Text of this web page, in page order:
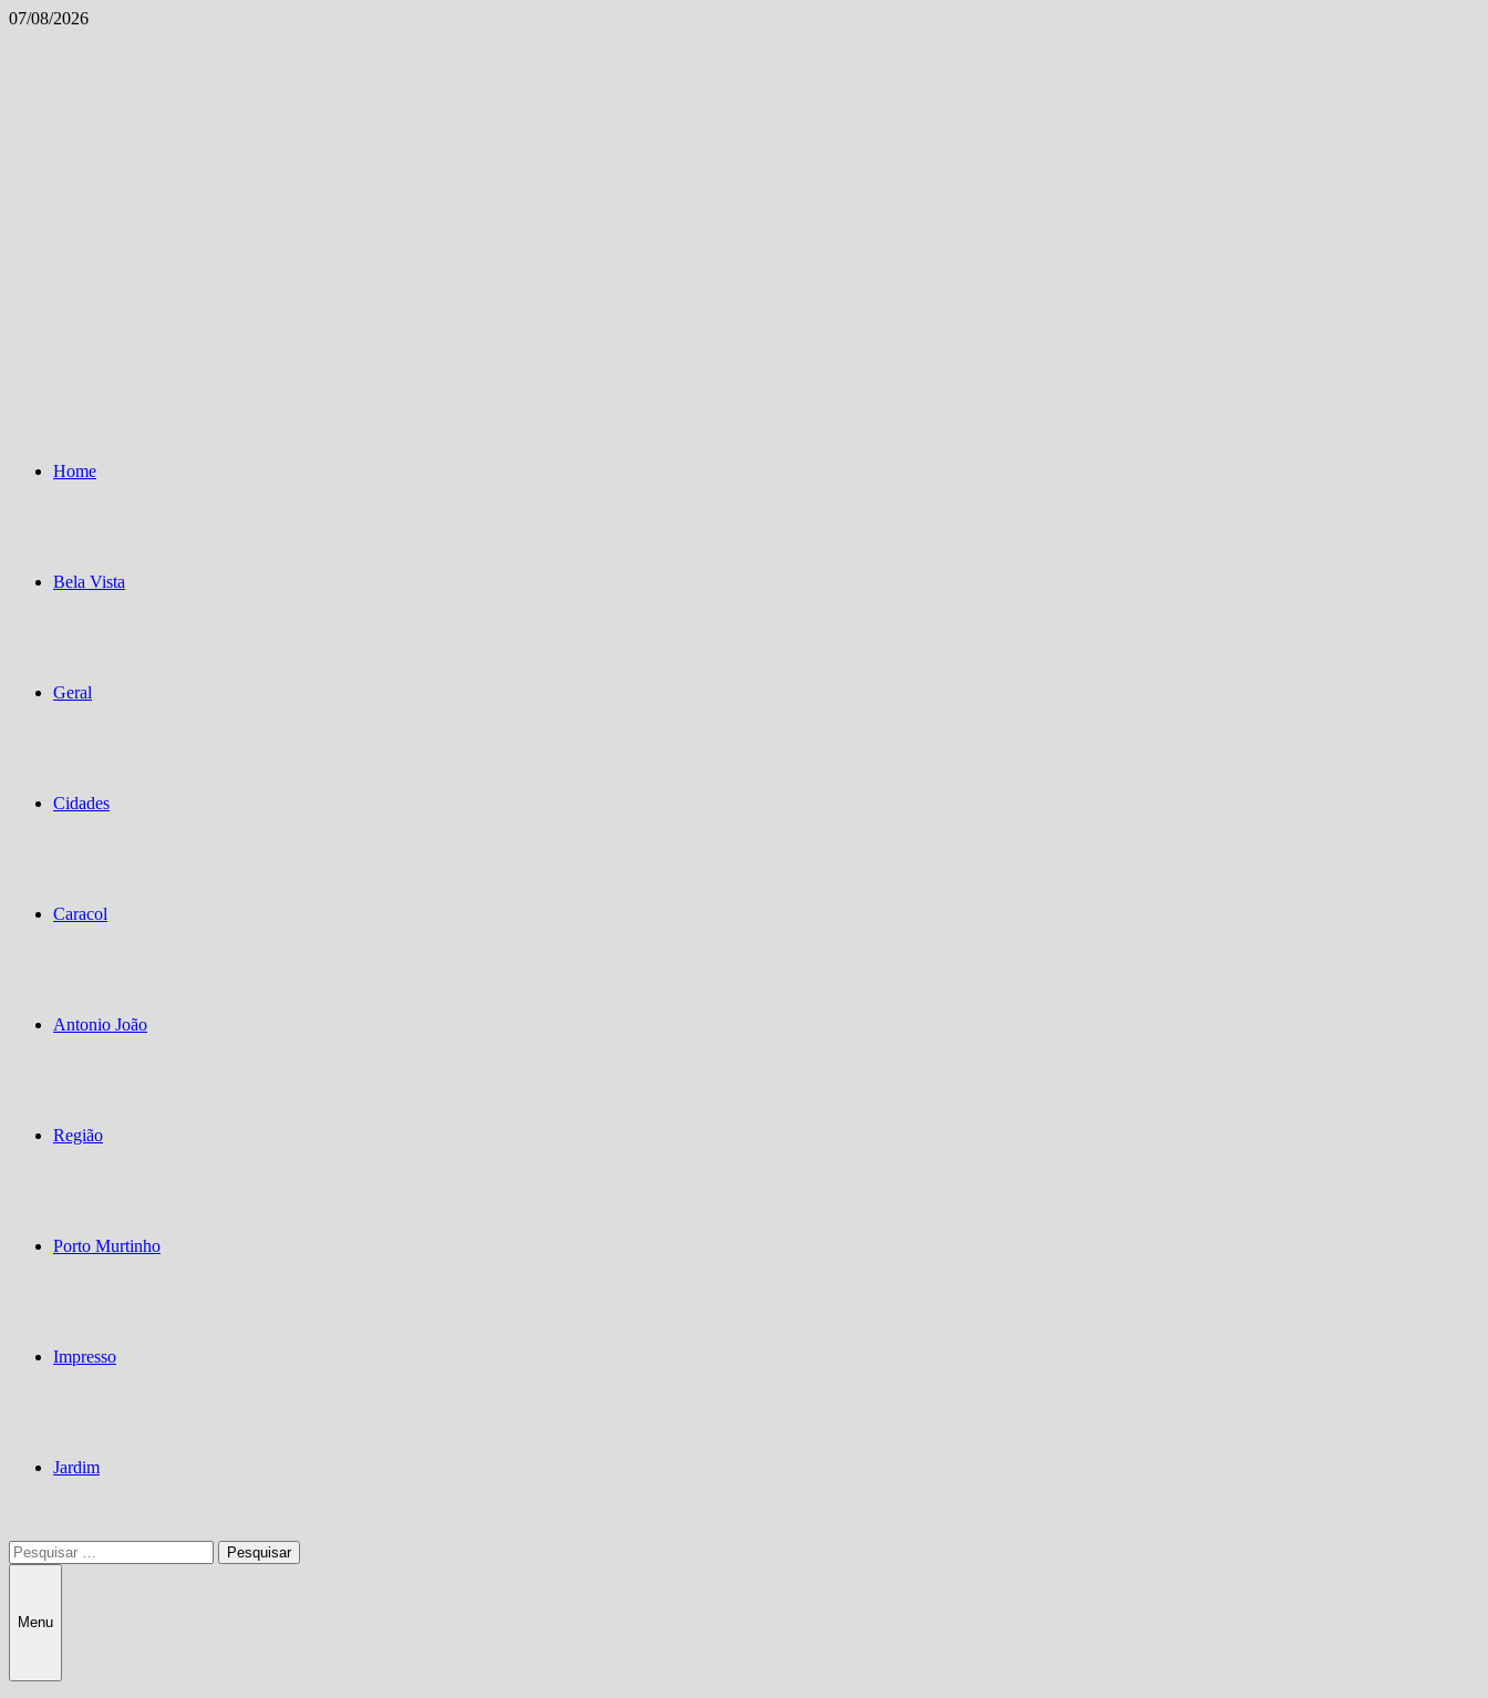
Skip
07/08/2026
Home
Bela Vista
Geral
Cidades
Caracol
Antonio João
Região
Porto Murtinho
Impresso
Jardim
Pesquisar
por:
Menu